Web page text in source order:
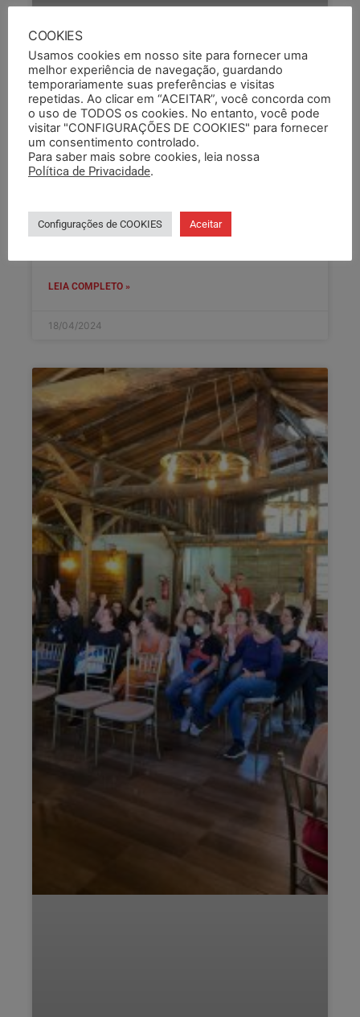
SEMAPI PARTICIPA DE
LANÇAMENTO DA FRENTE
PARLAMENTAR EM FAVOR DOS
PROFISSIONAIS DO SISTEMA
SOCIOEDUCATIVO
Representantes do SEMAPI estiveram em Brasília
lançamento da Frente Parlamentar em Favor dos
Profissionais do Sistema Socioeducativo. O
LEIA COMPLETO »
18/04/2024
COOKIES
Usamos cookies em nosso site para fornecer uma
melhor experiência de navegação, guardando
temporariamente suas preferências e visitas
repetidas. Ao clicar em “ACEITAR”, você concorda com
o uso de TODOS os cookies. No entanto, você pode
visitar "CONFIGURAÇÕES DE COOKIES" para fornecer
um consentimento controlado.
Para saber mais sobre cookies, leia nossa
Política de Privacidade.
Configurações de COOKIES Aceitar